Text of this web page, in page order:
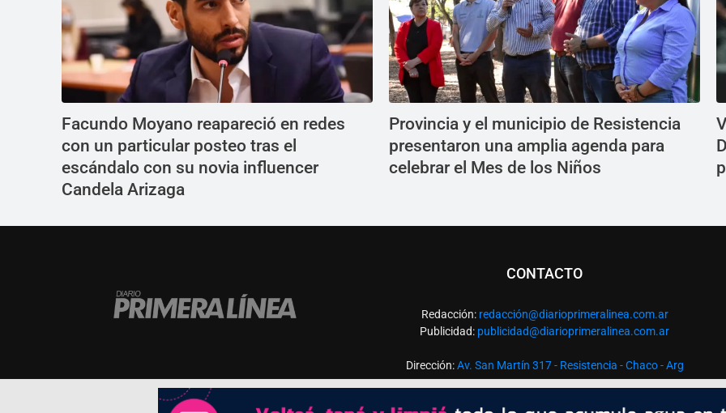
Facundo Moyano reapareció en redes
con un particular posteo tras el
escándalo con su novia influencer
Candela Arizaga
Provincia y el municipio de Resistencia
presentaron una amplia agenda para
celebrar el Mes de los Niños
CONTACTO
Redacción: redacción@diarioprimeralinea.com.ar
Publicidad: publicidad@diarioprimeralinea.com.ar
Dirección:Av. San Martín 317 - Resistencia - Chaco - Arg